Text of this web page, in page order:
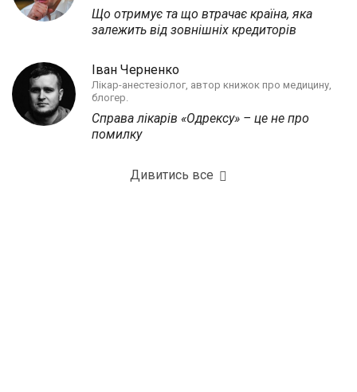
Що отримує та що втрачає країна, яка
залежить від зовнішніх кредиторів
Іван Черненко
Лікар-анестезіолог, автор книжок про медицину,
блогер.
Справа лікарів «Одрексу» – це не про
помилку
Дивитись все